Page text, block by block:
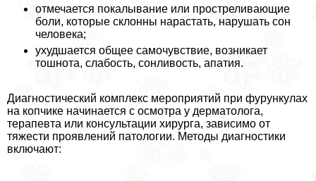
отмечается покалывание или простреливающие
боли, которые склонны нарастать, нарушать сон
человека;
ухудшается общее самочувствие, возникает
тошнота, слабость, сонливость, апатия.
Диагностический комплекс мероприятий при фурункулах
на копчике начинается с осмотра у дерматолога,
терапевта или консультации хирурга, зависимо от
тяжести проявлений патологии. Методы диагностики
включают: